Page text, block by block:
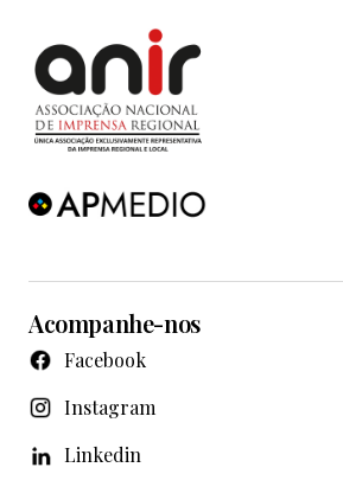
Acompanhe-nos
Facebook
Instagram
Linkedin